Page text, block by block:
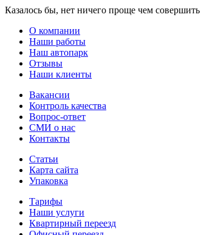
Казалось бы, нет ничего проще чем
О компании
Наши работы
Наш автопарк
Отзывы
Наши клиенты
Вакансии
Контроль качества
Вопрос-ответ
СМИ о нас
Контакты
Статьи
Карта сайта
Упаковка
Тарифы
Наши услуги
Квартирный переезд